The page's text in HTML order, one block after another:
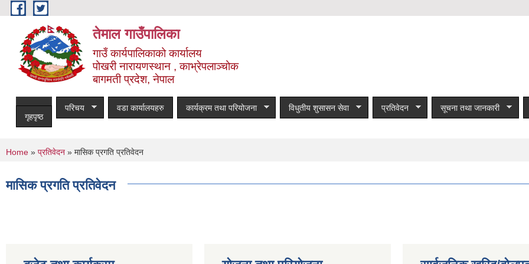
Skip to main content
तेमाल गाउँपालिका
गाउँ कार्यपालिकाको कार्यालय
पोखरी नारायणस्थान , काभ्रेपलाञ्चोक ‌‌‍‍‍‍‍‍
बागमती प्रदेश, नेपाल
गृहपृष्ठ
परिचय वडा कार्यालयहरु कार्यक्रम तथा परियोजना विधुतीय शुसासन सेवा प्रतिवेदन सूचना तथा जानकारी
You are here
Home » प्रतिवेदन » मासिक प्रगति प्रतिवेदन
मासिक प्रगति प्रतिवेदन